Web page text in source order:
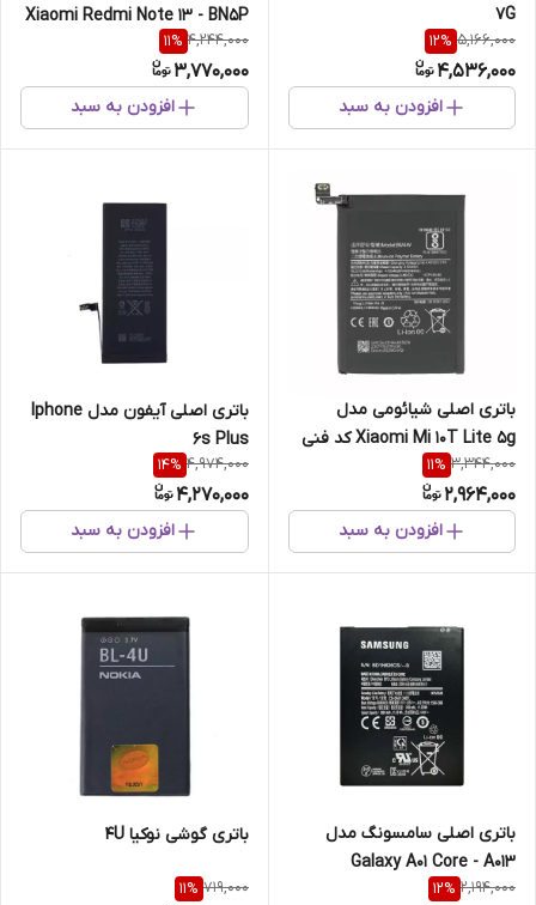
7G
5,166,000
12%
4,536,000
افزودن به سبد
Xiaomi Redmi Note 13 - BN5P
4,244,000
11%
3,770,000
افزودن به سبد
باتری اصلی شیائومی مدل
Xiaomi Mi 10T Lite 5g کد فنی
BM4W
3,344,000
11%
2,964,000
افزودن به سبد
باتری اصلی آیفون مدل Iphone
6s Plus
4,974,000
14%
4,270,000
افزودن به سبد
باتری اصلی سامسونگ مدل
Galaxy A01 Core - A013
2,194,000
12%
باتری گوشی نوکیا 4U
719,000
11%